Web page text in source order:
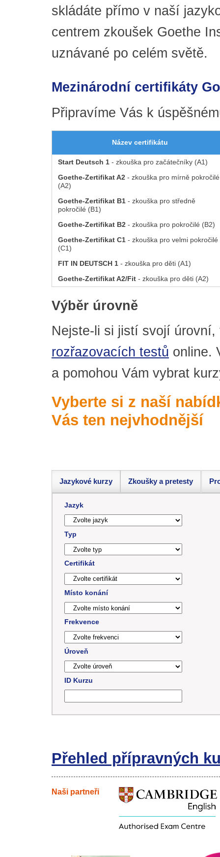
skládáte přímo v naší
centrem zkoušek Goethe
uznávané po celém světě.
Mezinárodní certifikáty
Připravíme Vás k
Název certifikátu
Start Deutsch 1- zkouška pro začátečníky (A1)
Goethe-Zertifikat A2- zkouška pro mírně pokročilé
(A2)
Goethe-Zertifikat B1- zkouška pro středně
pokročilé (B1)
Goethe-Zertifikat B2- zkouška pro pokročilé (B2)
Goethe-Zertifikat C1- zkouška pro velmi pokročilé
(C1)
FIT IN DEUTSCH 1- zkouška pro děti (A1)
Goethe-Zertifikat A2/Fit- zkouška pro děti (A2)
Výběr úrovně
Nejste-li si jistí svojí
rozřazovacích testů online.
a pomohou Vám vybrat
Vyberte si z naší
Vás ten nejvhodnější
Jazykové kurzy Zkoušky a pretesty
Jazyk
Typ
Certifikát
Místo konání
Frekvence
Úroveň
ID Kurzu
Přehled přípravných
Naši partneři